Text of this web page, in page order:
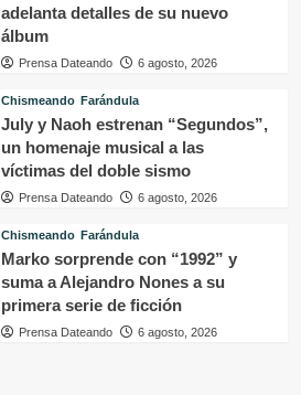
adelanta detalles de su nuevo
álbum
Prensa Dateando 6 agosto, 2026
Chismeando Farándula
July y Naoh estrenan “Segundos”,
un homenaje musical a las
víctimas del doble sismo
Prensa Dateando 6 agosto, 2026
Chismeando Farándula
Marko sorprende con “1992” y
suma a Alejandro Nones a su
primera serie de ficción
Prensa Dateando 6 agosto, 2026